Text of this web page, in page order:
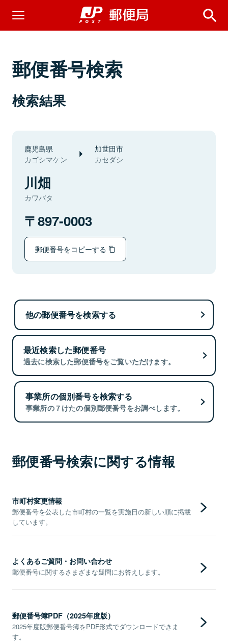
郵便番号検索
検索結果
鹿児島県
カゴシマケン
加世田市
カセダシ
川畑
カワバタ
897-0003
郵便番号をコピーする
他の郵便番号を検索する
最近検索した郵便番号
過去に検索した郵便番号をご覧いただけます。
事業所の個別番号を検索する
事業所の７けたの個別郵便番号をお調べします。
郵便番号検索に関する情報
市町村変更情報
郵便番号を公表した市町村の一覧を実施日の新しい順に掲載
しています。
よくあるご質問・お問い合わせ
郵便番号に関するさまざまな疑問にお答えします。
郵便番号簿PDF（2025年度版）
2025年度版郵便番号簿をPDF形式でダウンロードできま
す。